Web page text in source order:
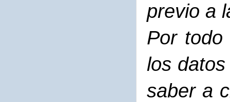
previo a
Por todo
los
saber a